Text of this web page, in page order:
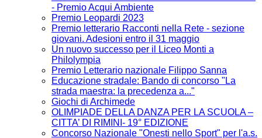
- Premio Acqui Ambiente
Premio Leopardi 2023
Premio letterario Racconti nella Rete - sezione
giovani. Adesioni entro il 31 maggio
Un nuovo successo per il Liceo Monti a
Philolympia
Premio Letterario nazionale Filippo Sanna
Educazione stradale: Bando di concorso "La
strada maestra: la precedenza a..."
Giochi di Archimede
OLIMPIADE DELLA DANZA PER LA SCUOLA –
CITTA’ DI RIMINI- 19° EDIZIONE
Concorso Nazionale "Onesti nello Sport" per l'a.s.